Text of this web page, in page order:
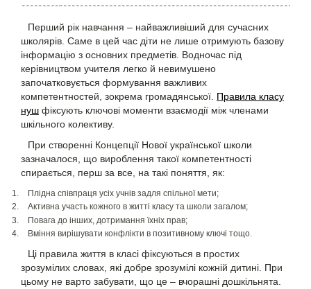
Перший рік навчання – найважливіший для сучасних
школярів. Саме в цей час діти не лише отримують базову
інформацію з основних предметів. Водночас під
керівництвом учителя легко й невимушено
започатковується формування важливих
компетентностей, зокрема громадянської. Правила класу
нуш фіксують ключові моменти взаємодії між членами
шкільного колективу.
При створенні Концепції Нової української школи
зазначалося, що вироблення такої компетентності
спирається, перш за все, на такі поняття, як:
Плідна співпраця усіх учнів задля спільної мети;
Активна участь кожного в житті класу та школи загалом;
Повага до інших, дотримання їхніх прав;
Вміння вирішувати конфлікти в позитивному ключі тощо.
Ці правила життя в класі фіксуються в простих
зрозумілих словах, які добре зрозумілі кожній дитині. При
цьому не варто забувати, що це – вчорашні дошкільнята.